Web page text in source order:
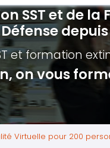
incendie -
de première
Extincteurs
en réalité
SST et de
depuis
et formation
on vous
Virtuelle pour 200